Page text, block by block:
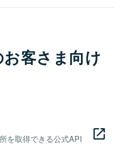
客さま向け
を取得できる公式API